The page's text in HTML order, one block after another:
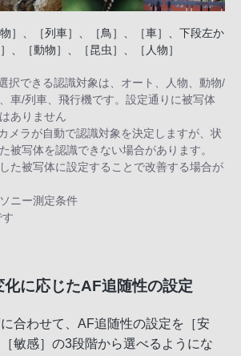
］、［列車］、［鳥］、［車］、下段左か
、［動物］、［昆虫］、［人物］
択できる認識対象は、オート、人物、動物/
車/列車、飛行機です。設定通りに被写体
ありません
メラが自動で認識対象を決定しますが、状
被写体を認識できない場合があります。
た被写体に設定することで改善する場合が
ニー測定条件
に応じたAF追随性の設定
合わせて、AF追随性の設定を［安
敏感］の3段階から選べるようにな